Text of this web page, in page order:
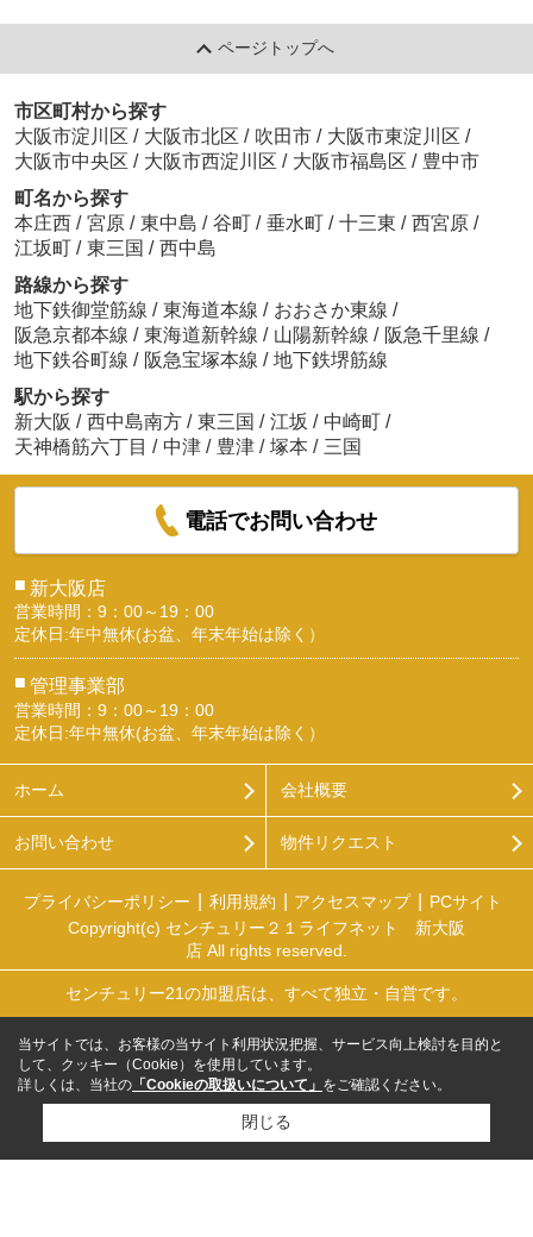
ページトップへ
市区町村から探す
大阪市淀川区 / 大阪市北区 / 吹田市 / 大阪市東淀川区 /
大阪市中央区 / 大阪市西淀川区 / 大阪市福島区 / 豊中市
町名から探す
本庄西 / 宮原 / 東中島 / 谷町 / 垂水町 / 十三東 / 西宮原 /
江坂町 / 東三国 / 西中島
路線から探す
地下鉄御堂筋線 / 東海道本線 / おおさか東線 /
阪急京都本線 / 東海道新幹線 / 山陽新幹線 / 阪急千里線 /
地下鉄谷町線 / 阪急宝塚本線 / 地下鉄堺筋線
駅から探す
新大阪 / 西中島南方 / 東三国 / 江坂 / 中崎町 /
天神橋筋六丁目 / 中津 / 豊津 / 塚本 / 三国
電話でお問い合わせ
■ 新大阪店
営業時間：9：00～19：00
定休日:年中無休(お盆、年末年始は除く）
■ 管理事業部
営業時間：9：00～19：00
定休日:年中無休(お盆、年末年始は除く）
ホーム 会社概要
お問い合わせ 物件リクエスト
プライバシーポリシー 利用規約 アクセスマップ
PCサイト
Copyright(c) センチュリー２１ライフネット 新大阪
店 All rights reserved.
センチュリー21の加盟店は、すべて独立・自営です。
当サイトでは、お客様の当サイト利用状況把握、サービス向上検討を目的と
して、クッキー（Cookie）を使用しています。
詳しくは、当社の 「Cookieの取扱いについて」 をご確認ください。
閉じる